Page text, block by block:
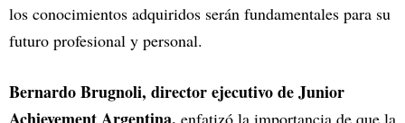
los conocimientos adquiridos serán fundamentales para su
futuro profesional y personal.
Bernardo Brugnoli, director ejecutivo de Junior
enfatizó la importancia de que la